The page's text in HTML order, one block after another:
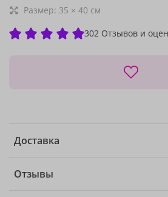
Размер: 35 × 40 см
302 Отзывов и
Доставка
Отзывы